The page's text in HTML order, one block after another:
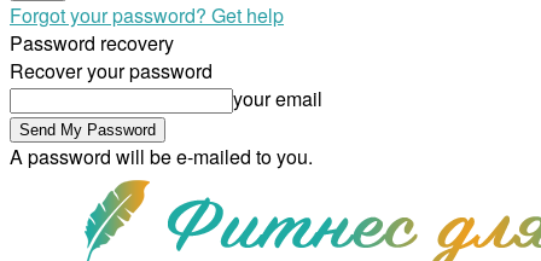
Forgot your password? Get help
Password recovery
Recover your password
your email
A password will be e-mailed to you.